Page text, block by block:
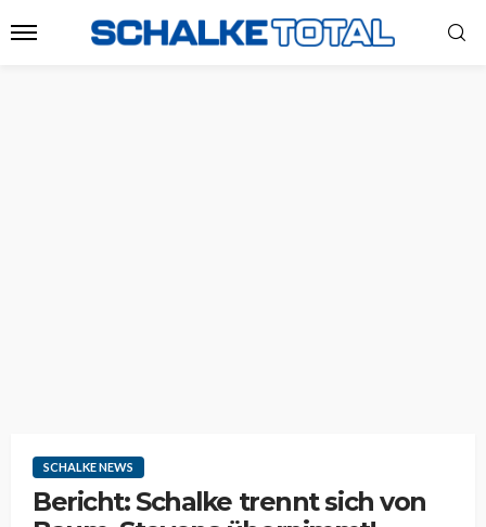
SCHALKE NEWS
Bericht: Schalke trennt sich von